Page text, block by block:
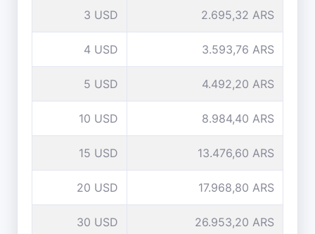
3 USD 2.695,32 ARS
4 USD 3.593,76 ARS
5 USD 4.492,20 ARS
10 USD 8.984,40 ARS
15 USD 13.476,60 ARS
20 USD 17.968,80 ARS
30 USD 26.953,20 ARS